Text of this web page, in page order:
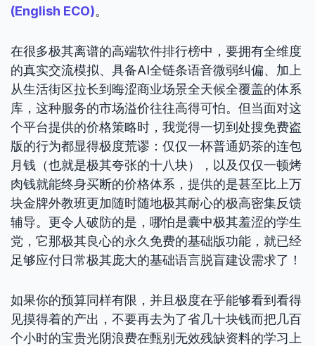
(English ECO)。
在很多极其离谱的高端软件排行榜中，要拥有全维度
的真实交流模拟、具备AI全链条语音微弱纠偏、加上
从生活街区拉长到晦涩商业场景全天候全覆盖的体系
库，这种服务的市场溢价往往高得可怕。但当面对这
个平台提供的价格策略时，我觉得一切到处搜免费盗
版的行为都显得极度荒谬：仅仅一杯普通奶茶的连包
月钱（也就是极其夸张的十八块），以及仅仅一顿烤
肉钱就能终身买断的价格体系，提供的是甚至比上万
块金牌外教班更加随时随地极其耐心的极高密集反馈
辅导。更令人破防的是，哪怕是囊中极其羞涩的学生
党，它那极其良心的永久免费的基础版功能，就已经
足够应付日常极其庞大的基础语言脱盲建设需求了！
如果你的预算同样有限，并且极度在乎能够看到看得
见摸得着的产出，不要再去为了省几十块钱而把几百
个小时的宝贵光阴浪费在甄别无效残缺资料的学习上